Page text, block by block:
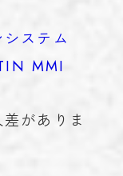
ステム
MMI
がありま